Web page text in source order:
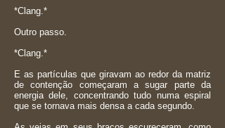
*Clang.*
Outro passo.
*Clang.*
E as partículas que giravam ao redor da matriz
de contenção começaram a sugar parte da
energia dele, concentrando tudo numa espiral
que se tornava mais densa a cada segundo.